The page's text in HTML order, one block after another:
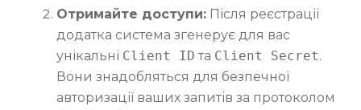
Отримайте доступи: Після реєстрації
додатка система згенерує для вас
унікальні Client ID та Client Secret.
Вони знадобляться для безпечної
авторизації ваших запитів за протоколом